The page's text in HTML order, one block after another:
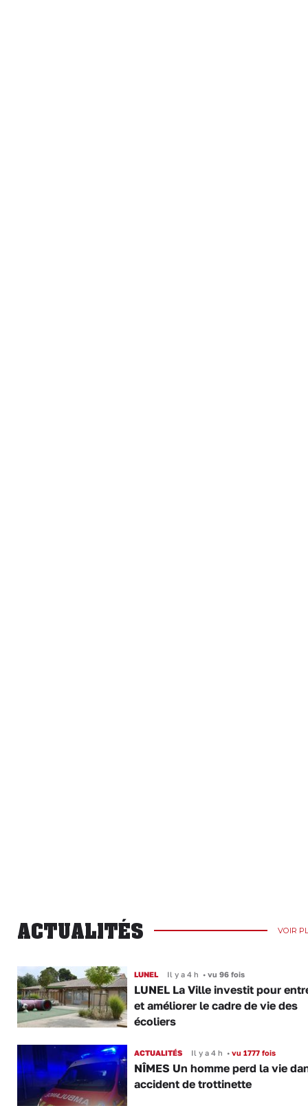
ACTUALITÉS VOIR
LUNEL Il y a 4 h •vu 96 fois
LUNEL La Ville investit pour
et améliorer le cadre de vie des
écoliers
ACTUALITÉS Il y a 4 h •vu 1777 fois
NÎMES Un homme perd la vie
accident de trottinette